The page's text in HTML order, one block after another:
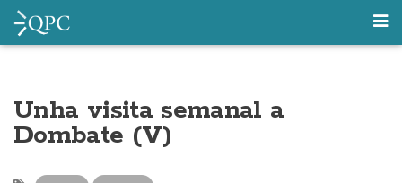
Unha visita semanal a
Dombate (V)